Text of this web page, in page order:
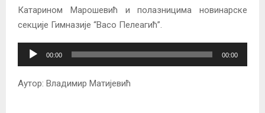
Катарином Марошевић и полазницима новинарске
секције Гимназије “Васо Пелеагић”.
u
d
00:00 00:00
Аутор: Владимир Матијевић